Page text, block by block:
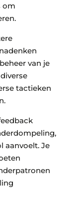
om
van je
tactieken
aanvoelt. Je